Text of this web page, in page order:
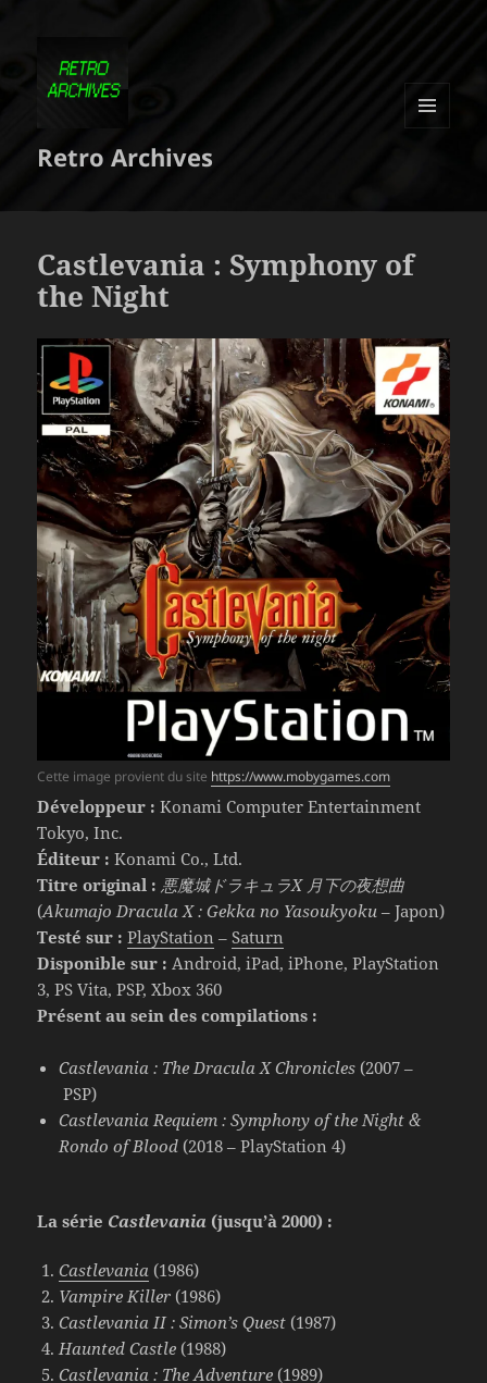
Retro Archives
Castlevania : Symphony of
the Night
Cette image provient du site https://www.mobygames.com
Développeur : Konami Computer Entertainment
Tokyo, Inc.
Éditeur : Konami Co., Ltd.
Titre original : 悪魔城ドラキュラX 月下の夜想曲
(Akumajo Dracula X : Gekka no Yasoukyoku – Japon)
Testé sur : PlayStation –Saturn
Disponible sur : Android, iPad, iPhone, PlayStation
3, PS Vita, PSP, Xbox 360
Présent au sein des compilations :
Castlevania : The Dracula X Chronicles (2007 –
PSP)
Castlevania Requiem : Symphony of the Night &
Rondo of Blood (2018 – PlayStation 4)
La série Castlevania (jusqu’à 2000) :
Castlevania (1986)
Vampire Killer (1986)
Castlevania II : Simon’s Quest (1987)
Haunted Castle (1988)
Castlevania : The Adventure (1989)